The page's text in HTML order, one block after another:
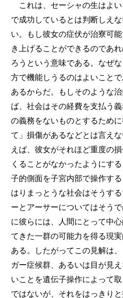
これは、セーシャの生はよ
で成功しているとは判断しえ
い。もし彼女の症伏が治寮可
き上げることができるのであ
ろうという意味である。なぜ
方で機能しうるのはよいこと
あるからだ。もしそのような
ば、社会はその経費を支払う
の義務をないものとするため
て」損傷があるなどとは言え
えば、彼女がそれほど重度の
くることがなかったようにす
子的側面を子宮内部で操作す
はりまっとうな社会はそうす
ーとアーサーについてはそう
に彼らには、人間にとって中
てきた一群の可能力を得る現
ある。したがってこの見解は
ガー症候群、あるいは目が見
いことを遺伝子操作によって
ではないが、それをはっきり